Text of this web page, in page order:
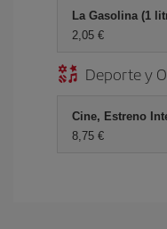
La Gasolina (1
2,05 €
Deporte y
Cine, Estreno
8,75 €